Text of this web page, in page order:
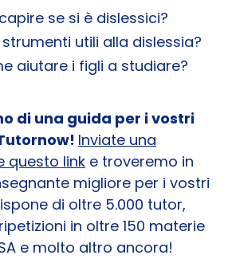
se si è dislessici?
utili alla dislessia?
aiutare i figli a studiare?
di una guida per i vostri
Inviate una
questo link e troveremo in
migliore per i vostri
di oltre 5.000 tutor,
in oltre 150 materie
e molto altro ancora!